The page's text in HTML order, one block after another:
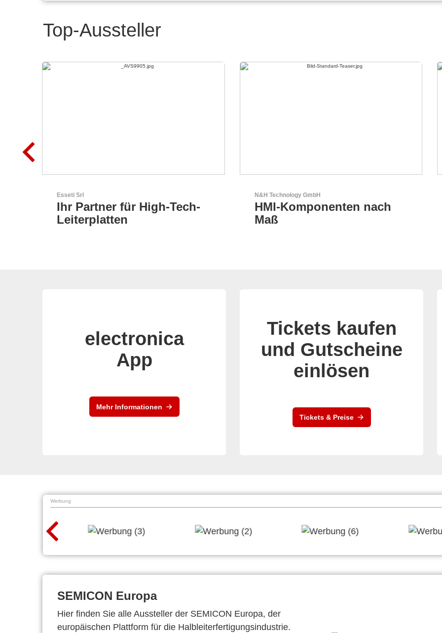
Top-Aussteller
Esseti Srl
Ihr Partner für High-Tech-
Leiterplatten
N&H Technology GmbH
HMI-Komponenten nach
Maß
electronica
App
Mehr Informationen
Tickets kaufen
und Gutscheine
einlösen
Tickets & Preise
Werbung
SEMICON Europa
Hier finden Sie alle Aussteller der SEMICON Europa, der
europäischen Plattform für die Halbleiterfertigungsindustrie.